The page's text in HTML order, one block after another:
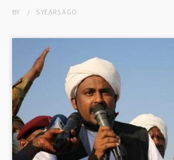
BY 5 YEARSAGO